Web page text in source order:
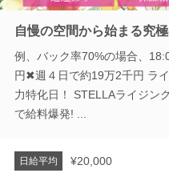
自慢の空間から始まる究
例、バック率70%の場合、
円✖︎週４日で約19万2千円 ラ
力特化日！ STELLAライジン
で給料爆発! ...
日給平均 ¥20,000